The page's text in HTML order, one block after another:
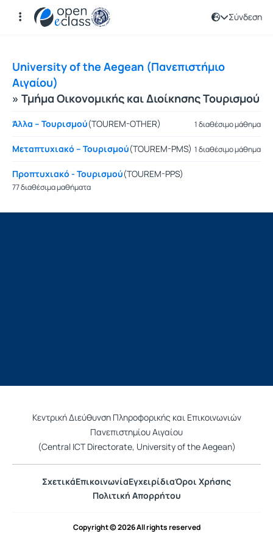
Σύνδεση
Μαθήματα
University of the Aegean (Πανεπιστήμιο
Αιγαίου)
» Τμήμα Οικονομικής και Διοίκησης Τουρισμού
Άλλα – Τουρισμού(TOUREM-OTHER) 1 διαθέσιμο μάθημα
Μεταπτυχιακό – Τουρισμού(TOUREM-PMS) 1 διαθέσιμο μάθημα
Προπτυχιακό - Τουρισμού(TOUREM-PPS)
77 διαθέσιμα μαθήματα
Κεντρική Διεύθυνση Πληροφορικής και Επικοινωνιών
Πανεπιστημίου Αιγαίου
(Central ICT Directorate, University of the Aegean)
ΣχετικάΕπικοινωνίαΕγχειρίδιαΌροι Χρήσης
Πολιτική Απορρήτου
Copyright © 2026 All rights reserved